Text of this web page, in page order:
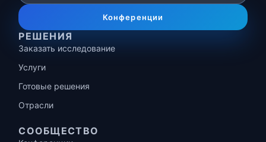
Конференции
РЕШЕНИЯ
Заказать исследование
Услуги
Готовые решения
Отрасли
СООБЩЕСТВО